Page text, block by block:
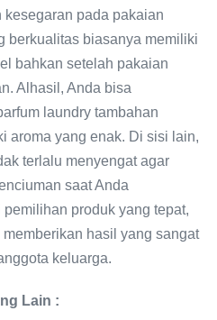
pada pakaian
berkualitas biasanya memiliki
bahkan setelah pakaian
Alhasil, Anda bisa
laundry tambahan
aroma yang enak. Di sisi lain,
terlalu menyengat agar
saat Anda
produk yang tepat,
hasil yang sangat
keluarga.
Lain :